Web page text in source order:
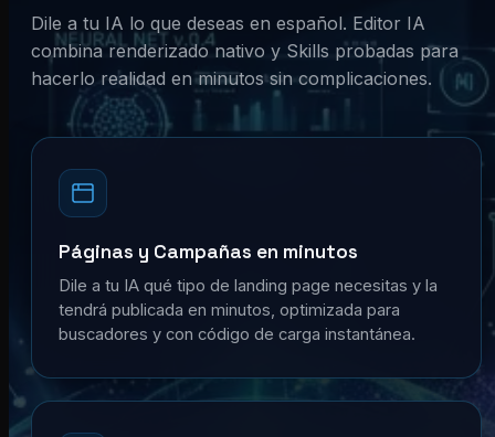
Dile a tu IA lo que deseas en español. Editor IA
combina renderizado nativo y Skills probadas para
hacerlo realidad en minutos sin complicaciones.
Páginas y Campañas en minutos
Dile a tu IA qué tipo de landing page necesitas y la
tendrá publicada en minutos, optimizada para
buscadores y con código de carga instantánea.